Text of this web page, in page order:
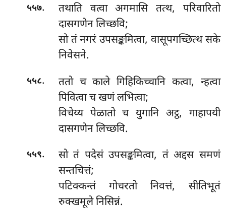
५५७.
तथाति वत्वा अगमासि तत्थ, परिवारितो
दासगणेन लिच्छवि;
सो तं नगरं उपसङ्कमित्वा, वासूपगच्छित्थ सके
निवेसने.
५५८. ततो च काले गिहिकिच्चानि कत्वा, न्हत्वा
पिवित्वा च खणं लभित्वा;
विचेय्य पेळातो च युगानि अट्ठ, गाहापयी
दासगणेन लिच्छवि.
५५९.
सो तं पदेसं उपसङ्कमित्वा, तं अद्दस समणं
सन्तचित्तं;
पटिक्कन्तंगोचरतो निवत्तं, सीतिभूतं
रुक्खमूले निसिन्नं.